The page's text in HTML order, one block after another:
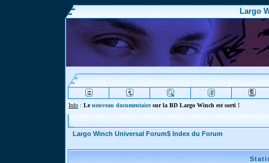
Largo
Info : Lenouveau documentairesur la BD Largo Winch est sorti !
Largo Winch Universal Forum$ Index du Forum